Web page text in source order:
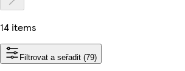
14 items
Filtrovat a seřadit (79)